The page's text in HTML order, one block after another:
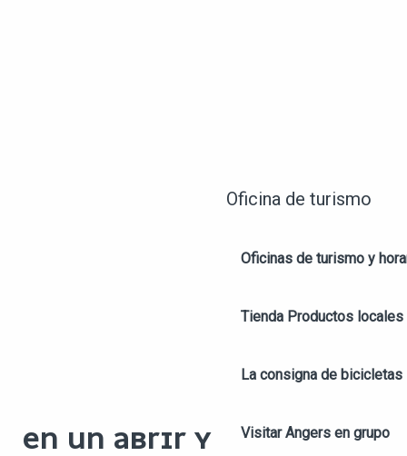
Oficina de turismo
Oficinas de turismo y
Tienda Productos
La consigna de bicicletas
Visitar Angers en grupo
EN UN ABRIR Y CERRAR DE